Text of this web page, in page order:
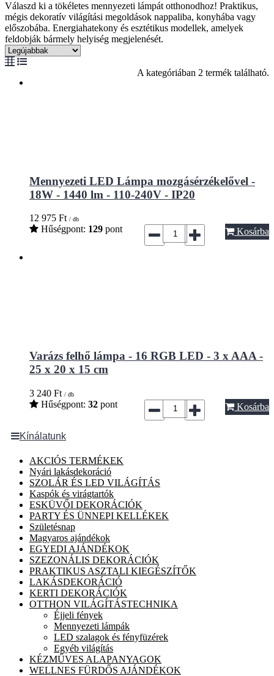
Válaszd ki a tökéletes mennyezeti lámpát otthonodhoz! Praktikus,
mégis dekoratív világítási megoldások nappaliba, konyhába vagy
előszobába. Energiahatekony és esztétikus modellek, amelyek
feldobják bármely helyiség megjelenését.
A kategóriában 2 termék található.
Mennyezeti LED Lámpa mozgásérzékelővel -
18W - 1440 lm - 110-240V - IP20
12 975 Ft / db
Hűségpont: 129 pont Kosárba
Varázs felhő lámpa - 16 RGB LED - 3 x AAA -
25 x 20 x 15 cm
3 240 Ft / db
Hűségpont: 32 pont Kosárba
Kínálatunk
AKCIÓS TERMÉKEK
Nyári lakásdekoráció
SZOLÁR ÉS LED VILÁGÍTÁS
Kaspók és virágtartók
ESKÜVŐI DEKORÁCIÓK
PARTY ÉS ÜNNEPI KELLÉKEK
Születésnap
Magyaros ajándékok
EGYEDI AJÁNDÉKOK
SZEZONÁLIS DEKORÁCIÓK
PRAKTIKUS ASZTALI KIEGÉSZÍTŐK
LAKÁSDEKORÁCIÓ
KERTI DEKORÁCIÓK
OTTHON VILÁGÍTÁSTECHNIKA
Éjjeli fények
Mennyezeti lámpák
LED szalagok és fényfüzérek
Egyéb világítás
KÉZMŰVES ALAPANYAGOK
WELLNES FÜRDŐS AJÁNDÉKOK